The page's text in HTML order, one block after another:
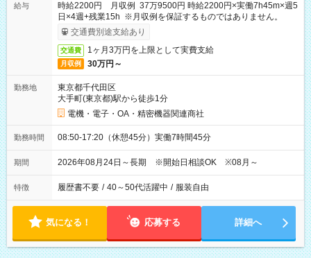
給与
時給2200円 月収例 37万9500円 時給2200円×実働7h45m×週5
日×4週+残業15h ※月収例を保証するものではありません。
交通費別途支給あり
交通費 1ヶ月3万円を上限として実費支給
月収例 30万円～
勤務地
東京都千代田区
大手町(東京都)駅から徒歩1分
電機・電子・OA・精密機器関連商社
勤務時間 08:50-17:20（休憩45分）実働7時間45分
期間 2026年08月24日～長期 ※開始日相談OK ※08月～
特徴 履歴書不要 / 40～50代活躍中 / 服装自由
気になる！ 応募する 詳細へ